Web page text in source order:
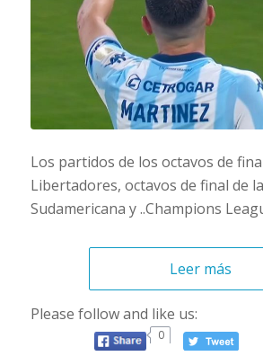
Los partidos de los octavos de
Libertadores, octavos de final de
Sudamericana y ..Champions
Leer más
Please follow and like us:
0